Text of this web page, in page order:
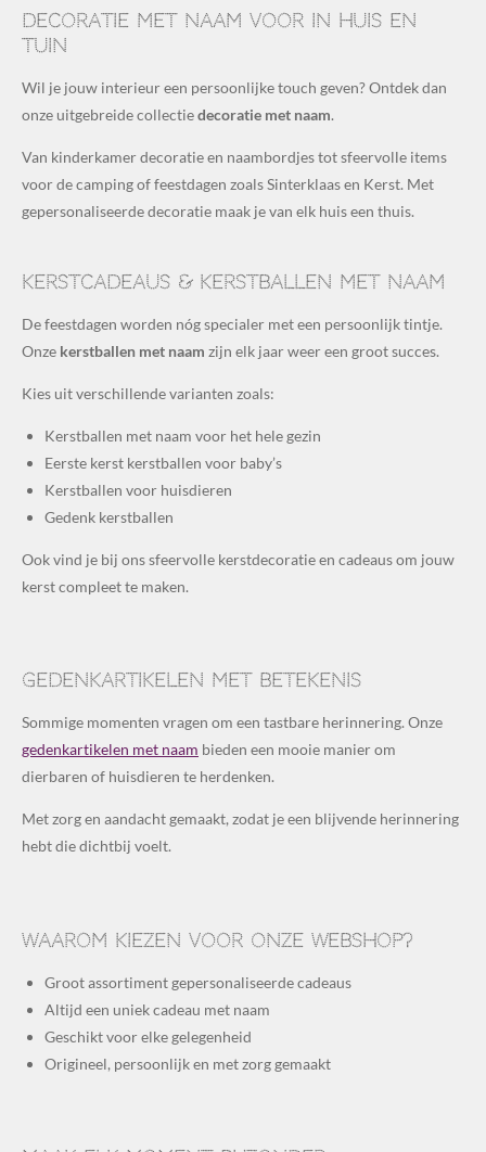
Decoratie met naam voor in huis en
tuin
Wil je jouw interieur een persoonlijke touch geven? Ontdek dan
onze uitgebreide collectiedecoratie met naam.
Van kinderkamer decoratie en naambordjes tot sfeervolle items
voor de camping of feestdagen zoals Sinterklaas en Kerst. Met
gepersonaliseerde decoratie maak je van elk huis een thuis.
Kerstcadeaus & kerstballen met naam
De feestdagen worden nóg specialer met een persoonlijk tintje.
Onze kerstballen met naam zijn elk jaar weer een groot succes.
Kies uit verschillende varianten zoals:
Kerstballen met naam voor het hele gezin
Eerste kerst kerstballen voor baby’s
Kerstballen voor huisdieren
Gedenk kerstballen
Ook vind je bij ons sfeervolle kerstdecoratie en cadeaus om jouw
kerst compleet te maken.
Gedenkartikelen met betekenis
Sommige momenten vragen om een tastbare herinnering. Onze
gedenkartikelen met naam bieden een mooie manier om
dierbaren of huisdieren te herdenken.
Met zorg en aandacht gemaakt, zodat je een blijvende herinnering
hebt die dichtbij voelt.
Waarom kiezen voor onze webshop?
Groot assortiment gepersonaliseerde cadeaus
Altijd een uniek cadeau met naam
Geschikt voor elke gelegenheid
Origineel, persoonlijk en met zorg gemaakt